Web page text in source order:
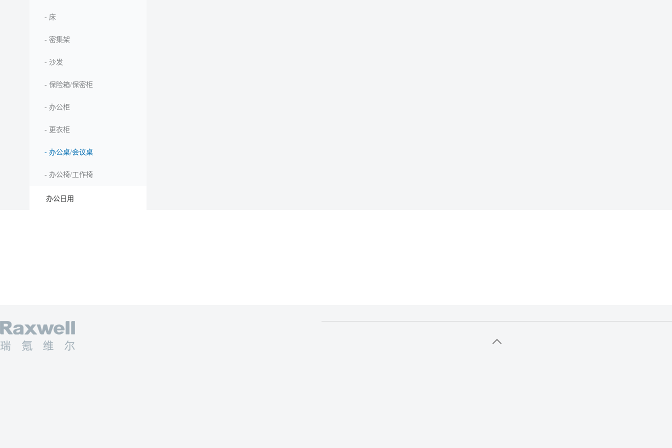
- 床
- 密集架
- 沙发
- 保险箱/保密柜
- 办公柜
- 更衣柜
- 办公桌/会议桌
- 办公椅/工作椅
办公日用